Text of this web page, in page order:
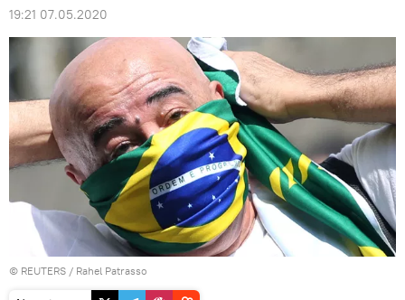
19:21 07.05.2020
© REUTERS / Rahel Patrasso